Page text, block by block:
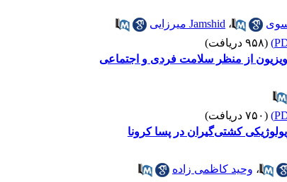
، Jamshid میرزایی
(۹۵۸ دریافت)
از منظر سلامت فردی و اجتماعی
(۷۵۰ دریافت)
کشتی‌گیران در پسا کرونا
، وحید کاظمی زاده